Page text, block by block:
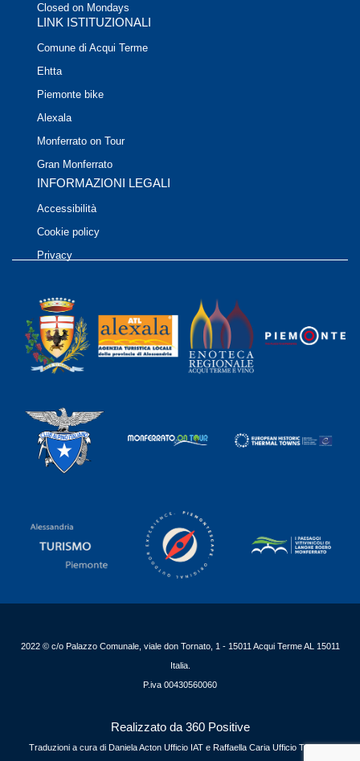
Closed on Mondays
LINK ISTITUZIONALI
Comune di Acqui Terme
Ehtta
Piemonte bike
Alexala
Monferrato on Tour
Gran Monferrato
INFORMAZIONI LEGALI
Accessibilità
Cookie policy
Privacy
2022 © c/o Palazzo Comunale, viale don Tornato, 1 - 15011 Acqui Terme AL 15011
Italia.
P.iva 00430560060
Realizzato da 360 Positive
Traduzioni a cura di Daniela Acton Ufficio IAT e Raffaella Caria Ufficio Turismo